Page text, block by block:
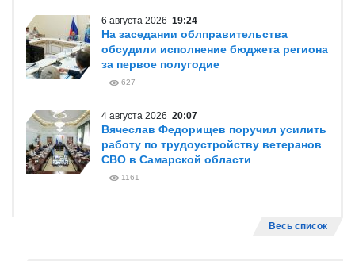
6 августа 2026 19:24
На заседании облправительства
обсудили исполнение бюджета региона
за первое полугодие
627
4 августа 2026 20:07
Вячеслав Федорищев поручил усилить
работу по трудоустройству ветеранов
СВО в Самарской области
1161
Весь список